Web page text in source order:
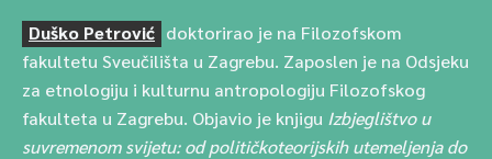
Duško Petrović doktorirao je na Filozofskom
fakultetu Sveučilišta u Zagrebu. Zaposlen je na Odsjeku
za etnologiju i kulturnu antropologiju Filozofskog
fakulteta u Zagrebu. Objavio je knjigu Izbjeglištvo u
suvremenom svijetu: od političkoteorijskih utemeljenja do